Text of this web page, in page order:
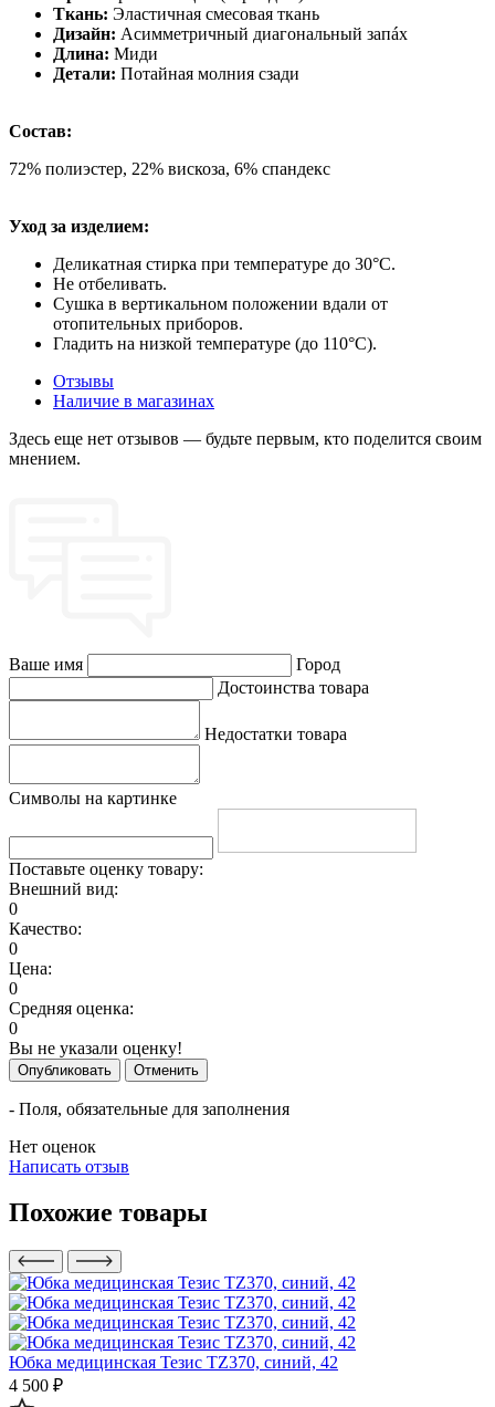
Ткань: Эластичная смесовая ткань
Дизайн: Асимметричный диагональный запáх
Длина: Миди
Детали: Потайная молния сзади
Состав:
72% полиэстер, 22% вискоза, 6% спандекс
Уход за изделием:
Деликатная стирка при температуре до 30°C.
Не отбеливать.
Сушка в вертикальном положении вдали от
отопительных приборов.
Гладить на низкой температуре (до 110°C).
Отзывы
Наличие в магазинах
Здесь еще нет отзывов — будьте первым, кто поделится своим
мнением.
Ваше имя
Город
Достоинства товара
Недостатки товара
Символы на картинке
Поставьте оценку товару:
Внешний вид:
0
Качество:
0
Цена:
0
Средняя оценка:
0
Вы не указали оценку!
Опубликовать Отменить
- Поля, обязательные для заполнения
Нет оценок
Написать отзыв
Похожие товары
Юбка медицинская Тезис TZ370, синий, 42
4 500 ₽